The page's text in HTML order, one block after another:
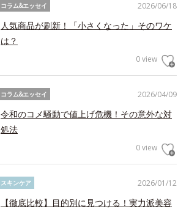
2026/06/18
コラム&エッセイ
人気商品が刷新！「小さくなった」そのワケ
は？
0 view
2026/04/09
コラム&エッセイ
令和のコメ騒動で値上げ危機！その意外な対
処法
0 view
2026/01/12
スキンケア
【徹底比較】目的別に見つける！実力派美容